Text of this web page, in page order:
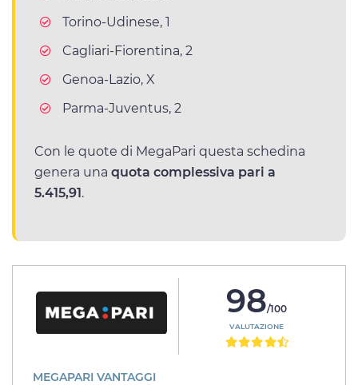
Torino-Udinese, 1
Cagliari-Fiorentina, 2
Genoa-Lazio, X
Parma-Juventus, 2
Con le quote di MegaPari questa schedina
genera una quota complessiva pari a
5.415,91.
98/100
VALUTAZIONE
MEGAPARI VANTAGGI